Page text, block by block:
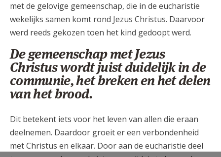
met de gelovige gemeenschap, die in de eucharistie
wekelijks samen komt rond Jezus Christus. Daarvoor
werd reeds gekozen toen het kind gedoopt werd.
De gemeenschap met Jezus
Christus wordt juist duidelijk in de
communie, het breken en het delen
van het brood.
Dit betekent iets voor het leven van allen die eraan
deelnemen. Daardoor groeit er een verbondenheid
met Christus en elkaar. Door aan de eucharistie deel